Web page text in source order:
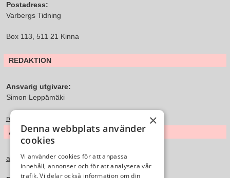
Postadress:
Varbergs Tidning
Box 113, 511 21 Kinna
REDAKTION
Ansvarig utgivare:
Simon Leppämäki
redaktion@varbergstidning.se
ANNONS & FÖRSÄLJNING
annons@varbergstidning.se
×
Denna webbplats använder
cookies
Vi använder cookies för att anpassa
innehåll, annonser och för att analysera vår
trafik. Vi delar också information om din